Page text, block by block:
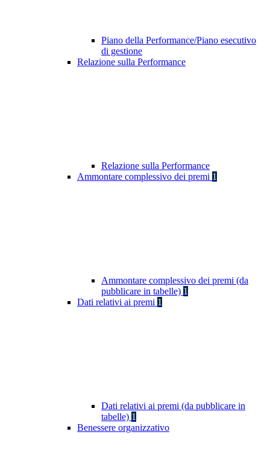
Piano della Performance/Piano esecutivo
di gestione
Relazione sulla Performance
Relazione sulla Performance
Ammontare complessivo dei premi 1
Ammontare complessivo dei premi (da
pubblicare in tabelle) 1
Dati relativi ai premi 1
Dati relativi ai premi (da pubblicare in
tabelle) 1
Benessere organizzativo